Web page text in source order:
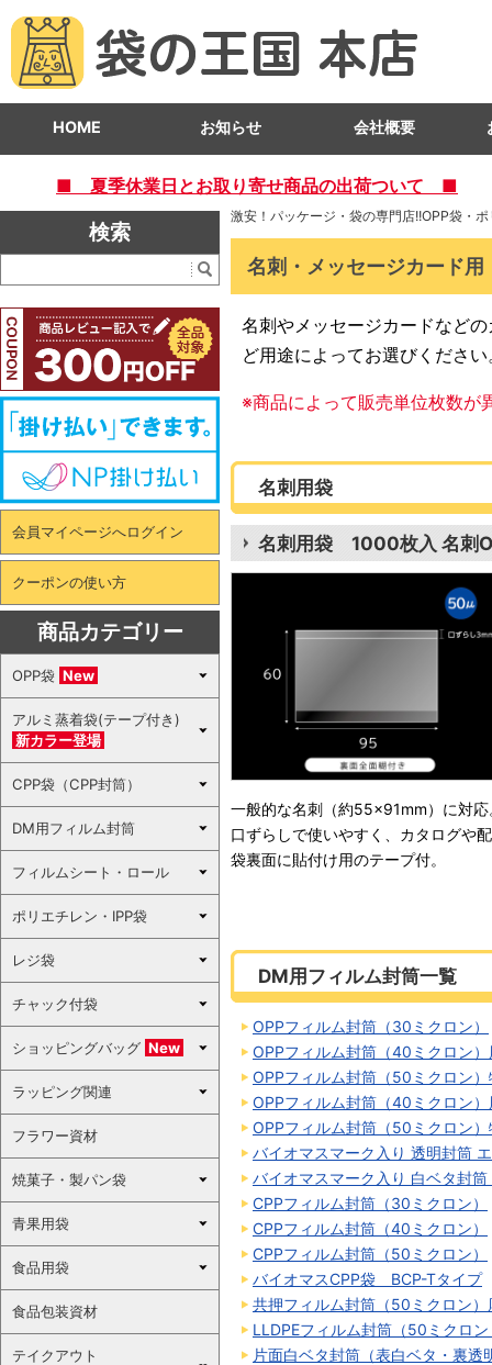
HOME お知らせ 会社概要
■ 夏季休業日とお取り寄せ商品の出荷ついて ■
激安！パッケージ・袋の専門店!!OPP袋・
名刺・メッセージカード用
名刺やメッセージカードなど
ど用途によってお選びください
※商品によって販売単位枚数が
名刺用袋
名刺用袋 1000枚入 名刺
一般的な名刺（約55×91mm）に対応
口ずらしで使いやすく、カタログや
袋裏面に貼付け用のテープ付。
DM用フィルム封筒一覧
OPPフィルム封筒（30ミクロン）
OPPフィルム封筒（40ミクロン）
OPPフィルム封筒（50ミクロン）
OPPフィルム封筒（40ミクロン
OPPフィルム封筒（50ミクロン
バイオマスマーク入り 透明封筒
バイオマスマーク入り 白ベタ封
CPPフィルム封筒（30ミクロン）
CPPフィルム封筒（40ミクロン）
CPPフィルム封筒（50ミクロン）
バイオマスCPP袋 BCP-Tタイプ
共押フィルム封筒（50ミクロン
LLDPEフィルム封筒（50ミクロ
片面白ベタ封筒（表白ベタ・裏透
検索
会員マイページへログイン
クーポンの使い方
商品カテゴリー
OPP袋 New
アルミ蒸着袋(テープ付き)
新カラー登場
CPP袋（CPP封筒）
DM用フィルム封筒
フィルムシート・ロール
ポリエチレン・IPP袋
レジ袋
チャック付袋
ショッピングバッグ New
ラッピング関連
フラワー資材
焼菓子・製パン袋
青果用袋
食品用袋
食品包装資材
テイクアウト